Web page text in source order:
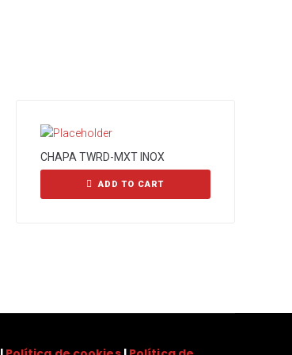
CHAPA TWRD-MXT INOX
ADD TO CART